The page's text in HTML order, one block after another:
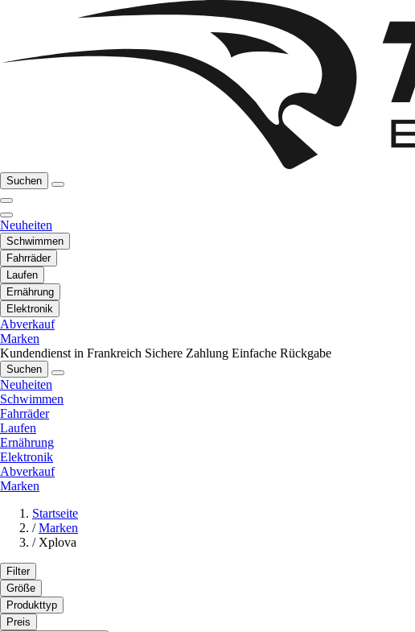
Suchen
Neuheiten
Schwimmen
Fahrräder
Laufen
Ernährung
Elektronik
Abverkauf
Marken
Kundendienst in Frankreich Sichere Zahlung Einfache Rückgabe
Suchen
Neuheiten
Schwimmen
Fahrräder
Laufen
Ernährung
Elektronik
Abverkauf
Marken
Startseite
/ Marken
/ Xplova
Filter
Größe
Produkttyp
Preis